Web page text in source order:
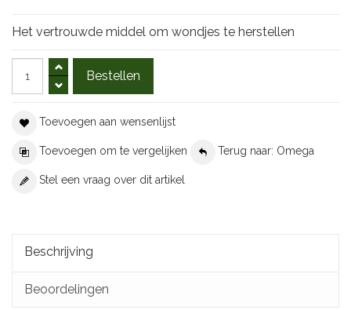
Het vertrouwde middel om wondjes te herstellen
Toevoegen aan wensenlijst
Toevoegen om te vergelijken Terug naar: Omega
Stel een vraag over dit artikel
Beschrijving
Beoordelingen